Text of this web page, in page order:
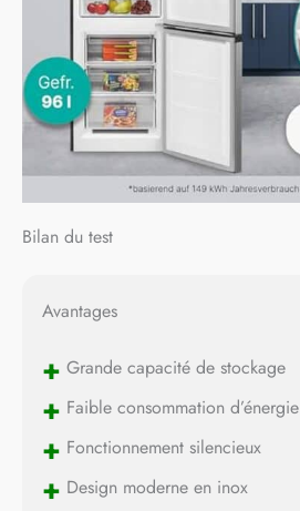
Bilan du test
Avantages
+ Grande capacité de stockage
+ Faible consommation d’énergie
+ Fonctionnement silencieux
+ Design moderne en inox